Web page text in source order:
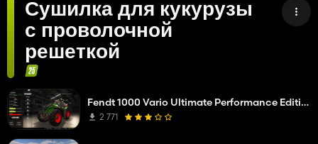
Сушилка для кукурузы
с проволочной
решеткой
Fendt 1000 Vario Ultimate Performance Edition
2 771